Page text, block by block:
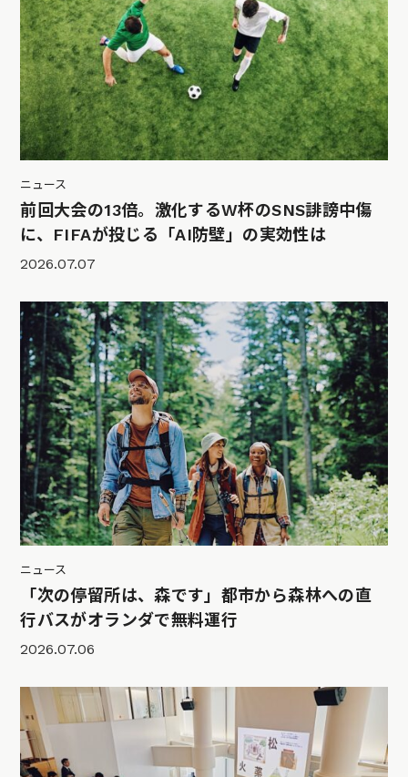
ニュース
前回大会の13倍。激化するW杯のSNS誹謗中傷
に、FIFAが投じる「AI防壁」の実効性は
2026.07.07
ニュース
「次の停留所は、森です」都市から森林への直
行バスがオランダで無料運行
2026.07.06